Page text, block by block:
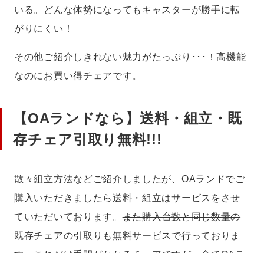
いる。どんな体勢になってもキャスターが勝手に転
がりにくい！
その他ご紹介しきれない魅力がたっぷり･･･！高機能
なのにお買い得チェアです。
【OAランドなら】送料・組立・既
存チェア引取り無料!!!
散々組立方法などご紹介しましたが、OAランドでご
購入いただきましたら送料・組立はサービスをさせ
ていただいております。また購入台数と同じ数量の
既存チェアの引取りも無料サービスで行っておりま